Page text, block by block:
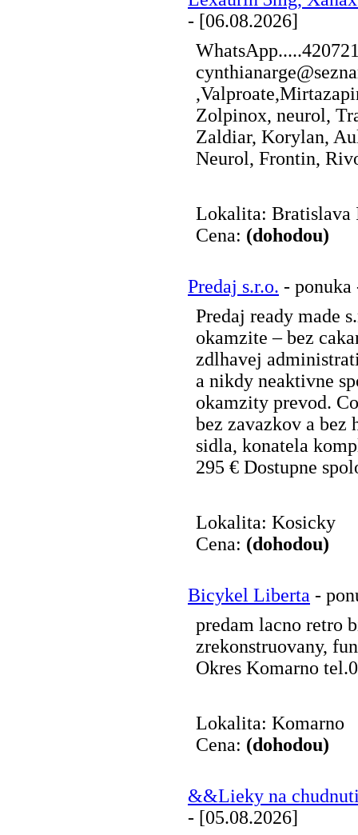
- [06.08.2026]
Zolpinox, neurol,
Zaldiar, Korylan,
Neurol, Frontin,
Lokalita: Bratislava
Cena: (dohodou)
Predaj s.r.o. - ponuka
Predaj ready made
okamzite – bez
zdlhavej
a nikdy neaktivne
okamzity prevod.
bez zavazkov a bez
sidla, konatela
295 € Dostupne
Lokalita: Kosicky
Cena: (dohodou)
Bicykel Liberta -
predam lacno retro
zrekonstruovany,
Okres Komarno
Lokalita: Komarno
Cena: (dohodou)
&&Lieky na
- [05.08.2026]